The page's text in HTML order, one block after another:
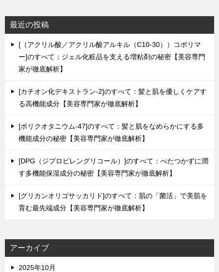
最近の投稿
[（アクリル酸／アクリル酸アルキル（C10-30））コポリマ
ー]のすべて：ジェル化粧品を支える増粘剤の秘密【美容専門
家が徹底解析】
[カチオン化デキストラン-2]のすべて：髪と肌を優しくケアす
る高機能成分【美容専門家が徹底解析】
[ポリクオタニウム-47]のすべて：髪と肌をなめらかにする多
機能成分の秘密【美容専門家が徹底解析】
[DPG（ジプロピレングリコール）]のすべて：べたつかずに潤
す多機能保湿成分の秘密【美容専門家が徹底解析】
[グリカンオリゴサッカリド]のすべて：肌の「菌活」で美肌を
育む最先端成分【美容専門家が徹底解析】
アーカイブ
2025年10月